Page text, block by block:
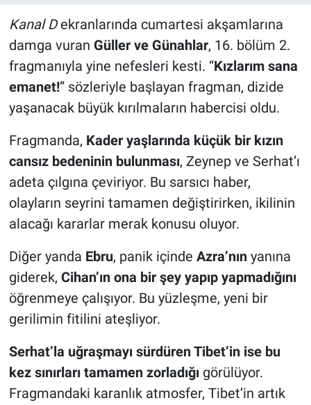
Kanal Dekranlarında cumartesi akşamlarına
damga vuran Güller ve Günahlar, 16. bölüm 2.
fragmanıyla yine nefesleri kesti. “Kızlarım sana
emanet!” sözleriyle başlayan fragman, dizide
yaşanacak büyük kırılmaların habercisi oldu.
Fragmanda, Kader yaşlarında küçük bir kızın
cansız bedeninin bulunması, Zeynep ve Serhat’ı
adeta çılgına çeviriyor. Bu sarsıcı haber,
olayların seyrini tamamen değiştirirken, ikilinin
alacağı kararlar merak konusu oluyor.
Diğer yanda Ebru, panik içinde Azra’nınyanına
giderek, Cihan’ın ona bir şey yapıp yapmadığını
öğrenmeye çalışıyor. Bu yüzleşme, yeni bir
gerilimin fitilini ateşliyor.
Serhat’la uğraşmayı sürdüren Tibet’in ise bu
kez sınırları tamamen zorladığıgörülüyor.
Fragmandaki karanlık atmosfer, Tibet’in artık